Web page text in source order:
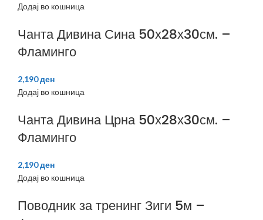
Додај во кошница
Чанта Дивина Сина 50х28х30см. –
Фламинго
2,190ден
Додај во кошница
Чанта Дивина Црна 50х28х30см. –
Фламинго
2,190ден
Додај во кошница
Поводник за тренинг Зиги 5м –